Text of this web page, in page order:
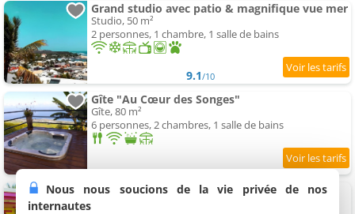
Grand studio avec patio & magnifique vue mer
Studio, 50 m²
2 personnes, 1 chambre, 1 salle de bains
9.1/10
Gîte "Au Cœur des Songes"
Gîte, 80 m²
6 personnes, 2 chambres, 1 salle de bains
Gîtes Kaz à Liline - Gite "Marie Galante"
Nous nous soucions de la vie privée de nos
internautes